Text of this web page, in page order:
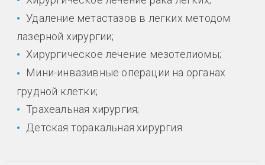
Удаление метастазов в легких методом
лазерной хирургии;
Хирургическое лечение мезотелиомы;
Мини-инвазивные операции на органах
грудной клетки;
Трахеальная хирургия;
Детская торакальная хирургия.